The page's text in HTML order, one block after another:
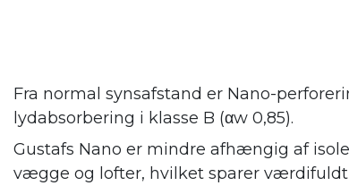
Fra normal synsafstand er Nano-
lydabsorbering i klasse B (αw 0,85).
Gustafs Nano er mindre afhængig af
vægge og lofter, hvilket sparer værdifuldt